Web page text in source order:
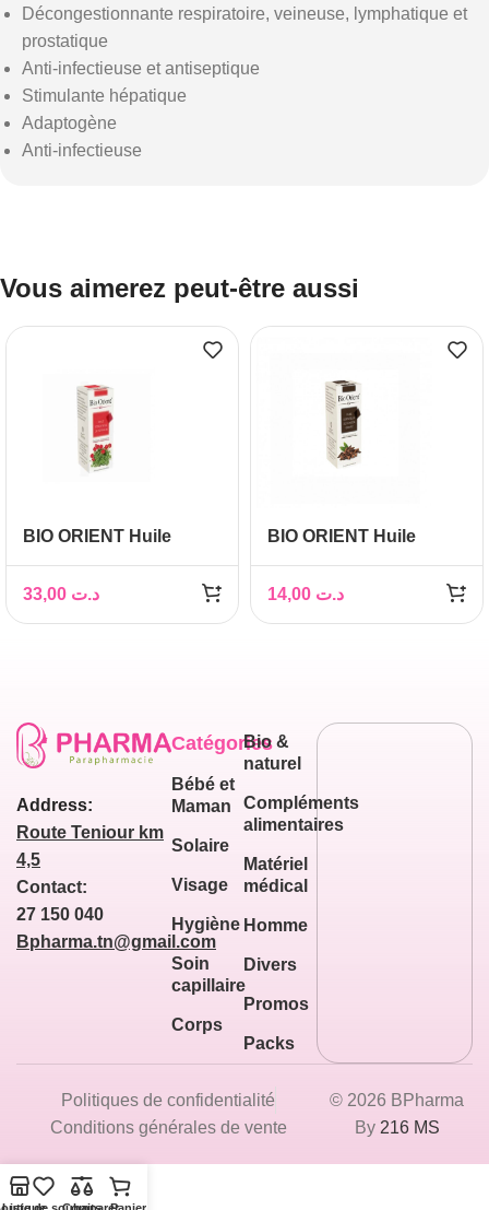
Décongestionnante respiratoire, veineuse, lymphatique et
prostatique
Anti-infectieuse et antiseptique
Stimulante hépatique
Adaptogène
Anti-infectieuse
Vous aimerez peut-être aussi
BIO ORIENT Huile
10ML
د.ت
BIO ORIENT Huile
Girofle 10ML
د.ت
Address:
Route Teniour km
4,5
Contact:
27 150 040
Bpharma.tn@gmail.com
Catégories
Bébé et
Maman
Solaire
Visage
Hygiène
Soin
capillaire
Corps
Bio &
naturel
Compléments
alimentaires
Matériel
médical
Homme
Divers
Promos
Packs
© 2026 BPharma
By 216 MS
Politiques de confidentialité
Conditions générales de vente